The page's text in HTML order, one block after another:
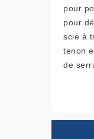
pour
pour
scie à
tenon
de